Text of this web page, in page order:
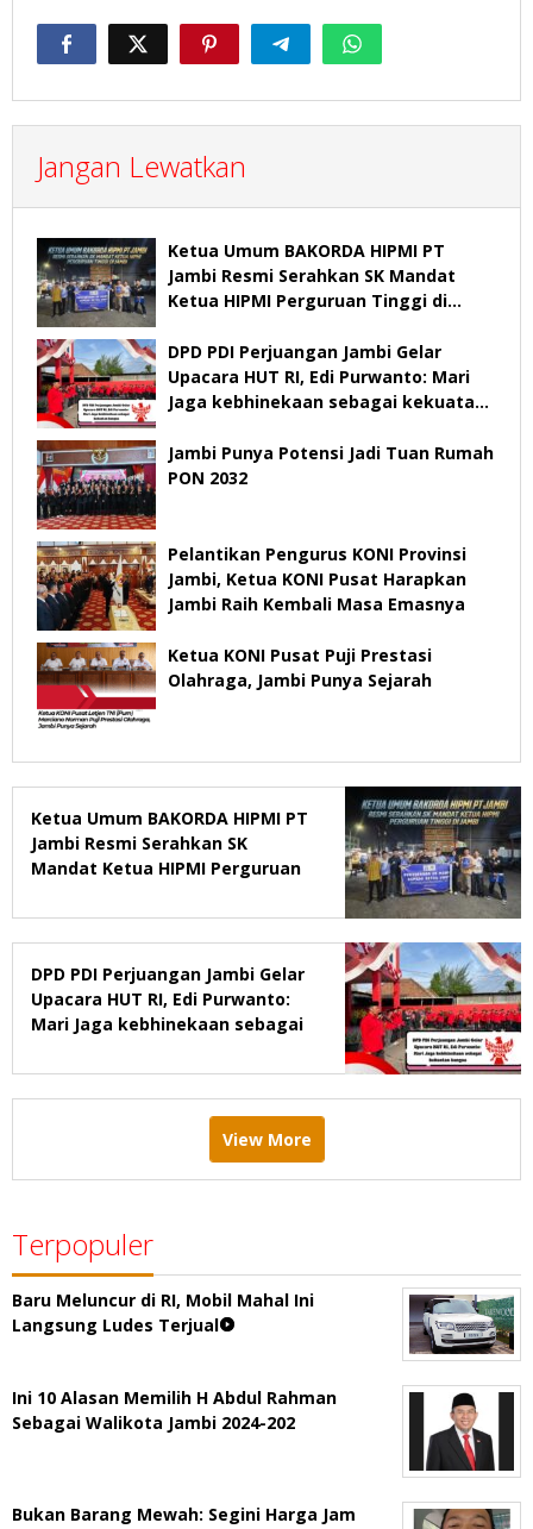
Jangan Lewatkan
Ketua Umum BAKORDA HIPMI PT
Jambi Resmi Serahkan SK Mandat
Ketua HIPMI Perguruan Tinggi di
DPD PDI Perjuangan Jambi Gelar
Upacara HUT RI, Edi Purwanto: Mari
Jaga kebhinekaan sebagai kekuatan
Jambi Punya Potensi Jadi Tuan Rumah
PON 2032
Pelantikan Pengurus KONI Provinsi
Jambi, Ketua KONI Pusat Harapkan
Jambi Raih Kembali Masa Emasnya
Ketua KONI Pusat Puji Prestasi
Olahraga, Jambi Punya Sejarah
Ketua Umum BAKORDA HIPMI PT
Jambi Resmi Serahkan SK
Mandat Ketua HIPMI Perguruan
DPD PDI Perjuangan Jambi Gelar
Upacara HUT RI, Edi Purwanto:
Mari Jaga kebhinekaan sebagai
View More
Terpopuler
Baru Meluncur di RI, Mobil Mahal Ini
Langsung Ludes Terjual
Ini 10 Alasan Memilih H Abdul Rahman
Sebagai Walikota Jambi 2024-202
Bukan Barang Mewah: Segini Harga Jam